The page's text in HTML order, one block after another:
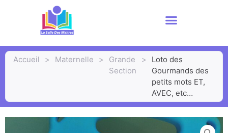
Accueil > Maternelle >
Grande
Section
>
Loto des
Gourmands des
petits mots ET,
AVEC, etc…